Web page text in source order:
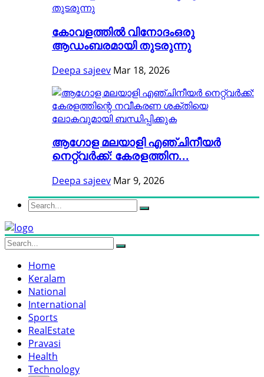
കോവളത്തിൽ വിനോദംഒരു
ആഡംബരമായി തുടരുന്നു
Deepa sajeev Mar 18, 2026
ആഗോള മലയാളി എഞ്ചിനീയർ
നെറ്റ്വർക്ക്: കേരളത്തിന...
Deepa sajeev Mar 9, 2026
Home
Keralam
National
International
Sports
RealEstate
Pravasi
Health
Technology